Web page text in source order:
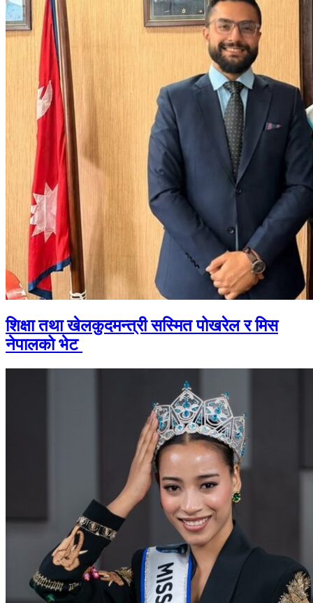
शिक्षा तथा खेलकुदमन्त्री सस्मित पोखरेल र मिस
नेपालको भेट